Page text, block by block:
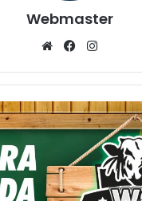
Webmaster
WebsiteFacebook